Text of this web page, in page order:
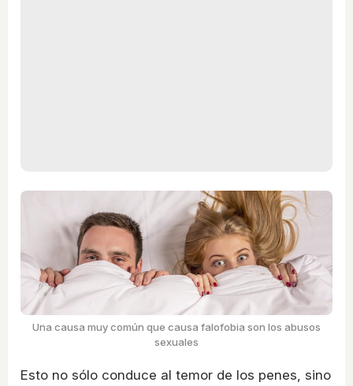
Una causa muy común que causa falofobia son los abusos
sexuales
Esto no sólo conduce al temor de los penes, sino